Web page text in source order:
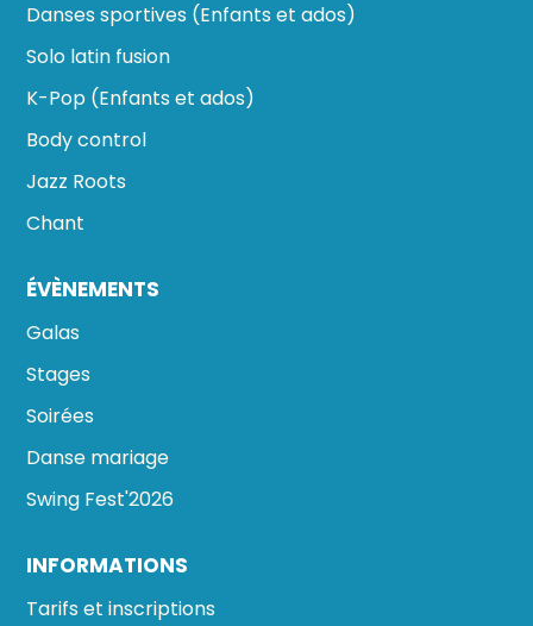
Danses sportives (Enfants et ados)
Solo latin fusion
K-Pop (Enfants et ados)
Body control
Jazz Roots
Chant
ÉVÈNEMENTS
Galas
Stages
Soirées
Danse mariage
Swing Fest'2026
INFORMATIONS
Tarifs et inscriptions